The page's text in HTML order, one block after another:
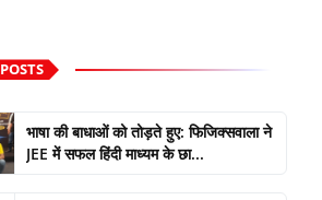
POSTS
भाषा की बाधाओं को तोड़ते हुए: फिजिक्सवाला ने
JEE में सफल हिंदी माध्यम के छा...